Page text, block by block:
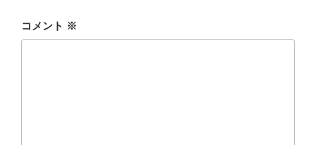
コメント ※